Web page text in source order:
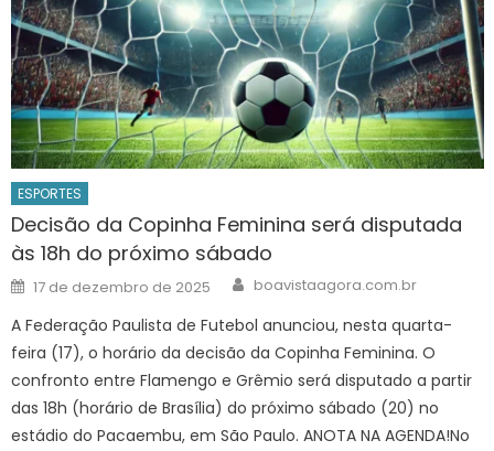
ESPORTES
Decisão da Copinha Feminina será disputada
às 18h do próximo sábado
Posted
on
17 de dezembro de 2025 Author
boavistaagora.com.br
A Federação Paulista de Futebol anunciou, nesta quarta-
feira (17), o horário da decisão da Copinha Feminina. O
confronto entre Flamengo e Grêmio será disputado a partir
das 18h (horário de Brasília) do próximo sábado (20) no
estádio do Pacaembu, em São Paulo. ANOTA NA AGENDA!No